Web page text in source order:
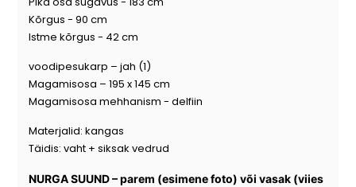
Kõrgus - 90 cm
Istme kõrgus - 42 cm
voodipesukarp – jah (1)
Magamisosa – 195 x 145 cm
Magamisosa mehhanism - delfiin
Materjalid: kangas
Täidis: vaht + siksak vedrud
NURGA SUUND –parem (esimene foto) või vasak (viies